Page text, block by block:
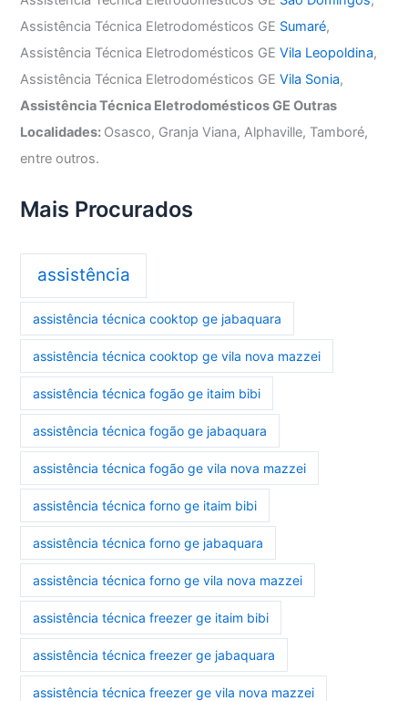
Assistência Técnica Eletrodomésticos GE Sumaré,
Assistência Técnica Eletrodomésticos GEVila Leopoldina,
Assistência Técnica Eletrodomésticos GEVila Sonia,
Assistência Técnica Eletrodomésticos GE Outras
Localidades: Osasco, Granja Viana, Alphaville, Tamboré,
entre outros.
Mais Procurados
assistência
assistência técnica cooktop ge jabaquara
assistência técnica cooktop ge vila nova mazzei
assistência técnica fogão ge itaim bibi
assistência técnica fogão ge jabaquara
assistência técnica fogão ge vila nova mazzei
assistência técnica forno ge itaim bibi
assistência técnica forno ge jabaquara
assistência técnica forno ge vila nova mazzei
assistência técnica freezer ge itaim bibi
assistência técnica freezer ge jabaquara
assistência técnica freezer ge vila nova mazzei